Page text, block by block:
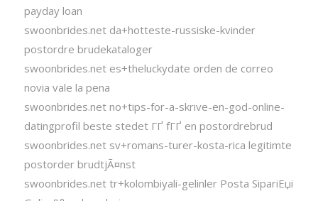
payday loan
swoonbrides.net da+hotteste-russiske-kvinder
postordre brudekataloger
swoonbrides.net es+theluckydate orden de correo
novia vale la pena
swoonbrides.net no+tips-for-a-skrive-en-god-online-
datingprofil beste stedet ГҐ fГҐ en postordrebrud
swoonbrides.net sv+romans-turer-kosta-rica legitimte
postorder brudtjÃ¤nst
swoonbrides.net tr+kolombiyali-gelinler Posta SipariЕџi